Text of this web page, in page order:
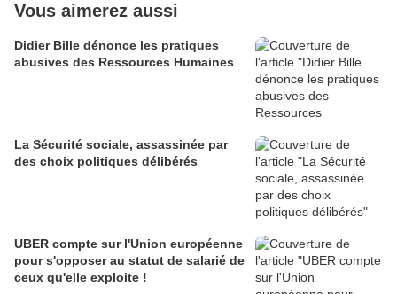
Vous aimerez aussi
Didier Bille dénonce les pratiques
abusives des Ressources Humaines
La Sécurité sociale, assassinée par
des choix politiques délibérés
UBER compte sur l'Union européenne
pour s'opposer au statut de salarié de
ceux qu'elle exploite !